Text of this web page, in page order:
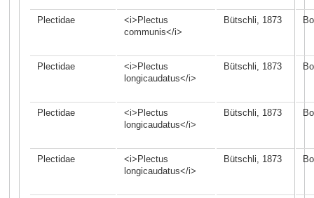
Plectidae
<i>Plectus
communis</i>
Bütschli, 1873
Plectidae
<i>Plectus
longicaudatus</i>
Bütschli, 1873
Plectidae
<i>Plectus
longicaudatus</i>
Bütschli, 1873
Plectidae
<i>Plectus
longicaudatus</i>
Bütschli, 1873